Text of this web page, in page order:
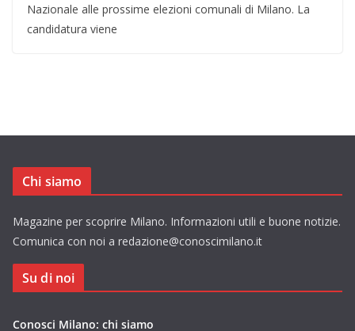
Nazionale alle prossime elezioni comunali di Milano. La
candidatura viene
Chi siamo
Magazine per scoprire Milano. Informazioni utili e buone notizie.
Comunica con noi a redazione@conoscimilano.it
Su di noi
Conosci Milano: chi siamo